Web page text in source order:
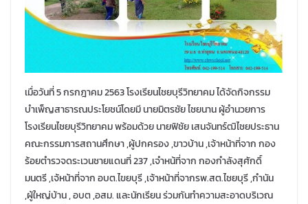
เมื่อวันที่ 5 กรกฎาคม 2563 โรงเรียนไชยบุรีวิทยาคม ได้จัดกิจกรรม
บำเพ็ญสาธารณประโยชน์โดยมี นายมิตรชัย ไชยนาน ผู้อำนวยการ
โรงเรียนไชยบุรีวิทยาคม พร้อมด้วย นายฟิชัย เสนจันทร์ฒิไชยประธาน
คณะกรรมการสถานศึกษา ,ผู้ปกครอง ,ขาวบ้าน ,เจ้าหน้าที่จาก กอง
ร้อยตำรวจดระเวนชายแดนที่ 237 ,เจำหน้ที่จาก กองกำลังสุศักดิ์
มนตรี ,เจ้หน้าที่จาก อบต.ไขยบุรี ,เจ้าหน้าที่จากรพ.สต.ไชยบุรี ,กำนัน
,ผู้ใหญ่บ้าน , อบต ,อสม. และนักเรียน ร่วมกันทำความสะอาดบริเวณ